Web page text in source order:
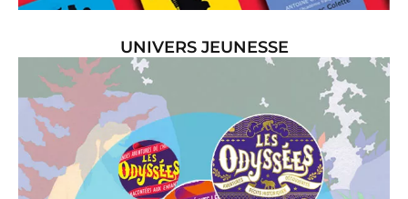
UNIVERS JEUNESSE